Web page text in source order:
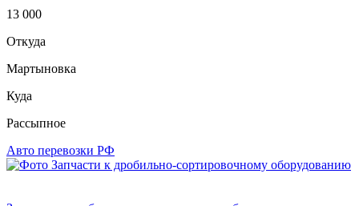
13 000
Откуда
Мартыновка
Куда
Рассыпное
Авто перевозки РФ